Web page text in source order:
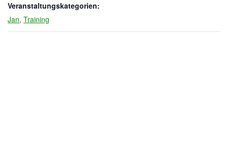
Veranstaltungskategorien:
Jan, Training